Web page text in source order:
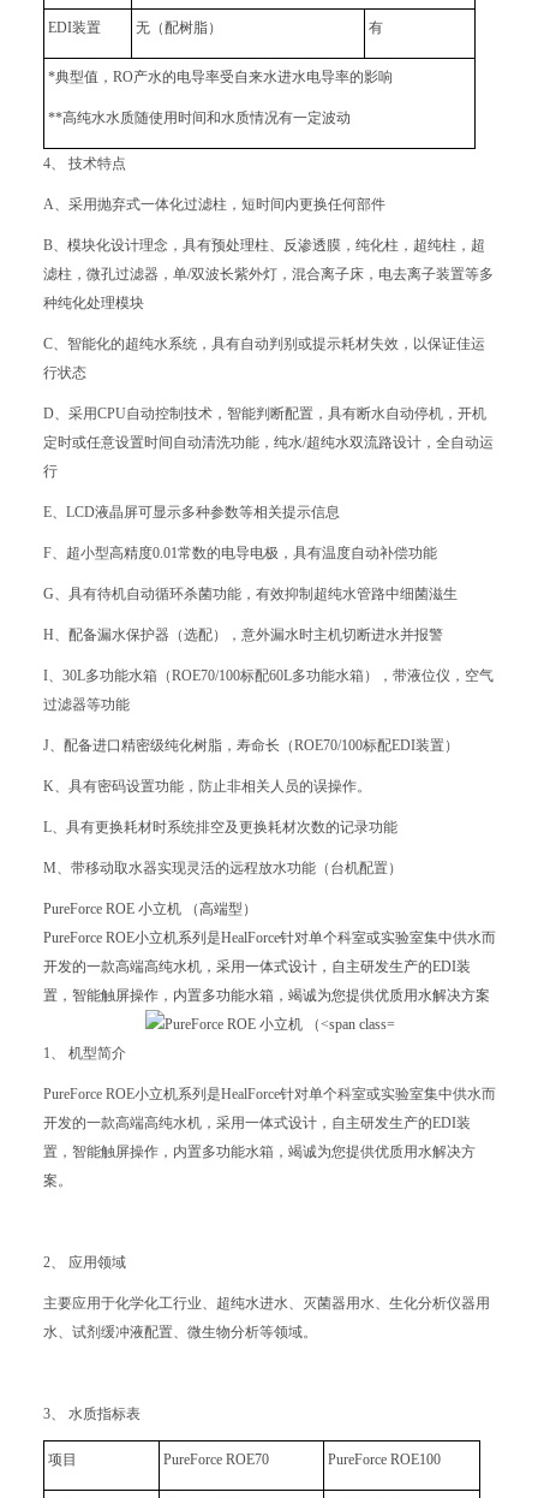
EDI装置 无（配树脂） 有
*典型值，RO产水的电导率受自来水进水电导率的影响
**高纯水水质随使用时间和水质情况有一定波动
4、 技术特点
A、采用抛弃式一体化过滤柱，短时间内更换任何部件
B、模块化设计理念，具有预处理柱、反渗透膜，纯化柱，超纯柱，超
滤柱，微孔过滤器，单/双波长紫外灯，混合离子床，电去离子装置等多
种纯化处理模块
C、智能化的超纯水系统，具有自动判别或提示耗材失效，以保证佳运
行状态
D、采用CPU自动控制技术，智能判断配置，具有断水自动停机，开机
定时或任意设置时间自动清洗功能，纯水/超纯水双流路设计，全自动运
行
E、LCD液晶屏可显示多种参数等相关提示信息
F、超小型高精度0.01常数的电导电极，具有温度自动补偿功能
G、具有待机自动循环杀菌功能，有效抑制超纯水管路中细菌滋生
H、配备漏水保护器（选配），意外漏水时主机切断进水并报警
I、30L多功能水箱（ROE70/100标配60L多功能水箱），带液位仪，空气
过滤器等功能
J、配备进口精密级纯化树脂，寿命长（ROE70/100标配EDI装置）
K、具有密码设置功能，防止非相关人员的误操作。
L、具有更换耗材时系统排空及更换耗材次数的记录功能
M、带移动取水器实现灵活的远程放水功能（台机配置）
PureForce ROE 小立机 （高端型）
PureForce ROE小立机系列是HealForce针对单个科室或实验室集中供水而
开发的一款高端高纯水机，采用一体式设计，自主研发生产的EDI装
置，智能触屏操作，内置多功能水箱，竭诚为您提供优质用水解决方案
1、 机型简介
PureForce ROE小立机系列是HealForce针对单个科室或实验室集中供水而
开发的一款高端高纯水机，采用一体式设计，自主研发生产的EDI装
置，智能触屏操作，内置多功能水箱，竭诚为您提供优质用水解决方
案。
2、 应用领域
主要应用于化学化工行业、超纯水进水、灭菌器用水、生化分析仪器用
水、试剂缓冲液配置、微生物分析等领域。
3、 水质指标表
项目 PureForce ROE70 PureForce ROE100